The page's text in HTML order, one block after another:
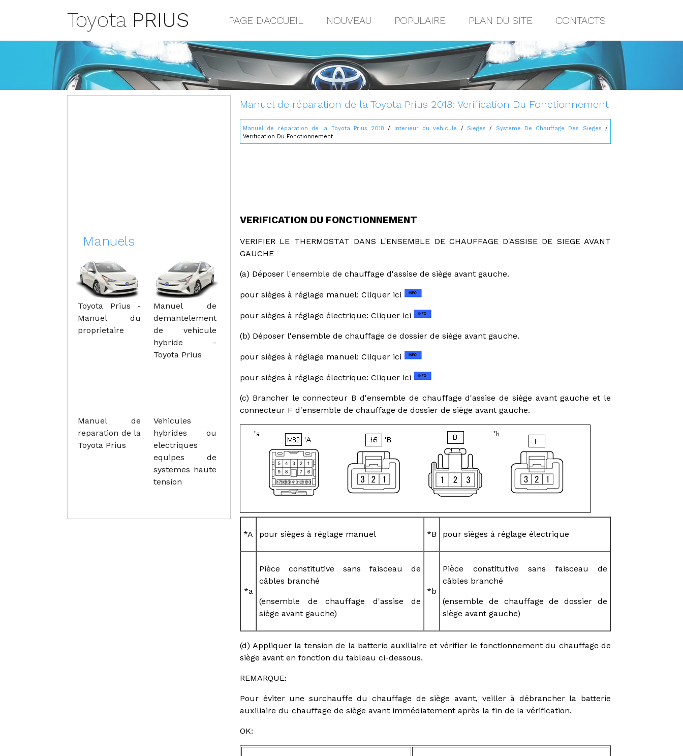
Toyota PRIUS PAGE D'ACCUEIL NOUVEAU POPULAIRE PLAN DU SITE CONTACTS
Manuel de réparation de la Toyota Prius 2018: Verification Du Fonctionnement
Manuel de réparation de la Toyota Prius 2018 / Interieur du vehicule / Sieges / Systeme De Chauffage Des Sieges /
Verification Du Fonctionnement
VERIFICATION DU FONCTIONNEMENT
VERIFIER LE THERMOSTAT DANS L'ENSEMBLE DE CHAUFFAGE D'ASSISE DE SIEGE AVANT
GAUCHE
(a) Déposer l'ensemble de chauffage d'assise de siège avant gauche.
pour sièges à réglage manuel: Cliquer ici
pour sièges à réglage électrique: Cliquer ici
(b) Déposer l'ensemble de chauffage de dossier de siège avant gauche.
pour sièges à réglage manuel: Cliquer ici
pour sièges à réglage électrique: Cliquer ici
(c) Brancher le connecteur B d'ensemble de chauffage d'assise de siège avant gauche et le
connecteur F d'ensemble de chauffage de dossier de siège avant gauche.
*A pour sièges à réglage manuel *B pour sièges à réglage électrique
*a
Pièce constitutive sans faisceau de
câbles branché
(ensemble de chauffage d'assise de
siège avant gauche)
*b
Pièce constitutive sans faisceau de
câbles branché
(ensemble de chauffage de dossier de
siège avant gauche)
(d) Appliquer la tension de la batterie auxiliaire et vérifier le fonctionnement du chauffage de
siège avant en fonction du tableau ci-dessous.
REMARQUE:
Pour éviter une surchauffe du chauffage de siège avant, veiller à débrancher la batterie
auxiliaire du chauffage de siège avant immédiatement après la fin de la vérification.
OK:
Manuels
Toyota Prius -
Manuel du
proprietaire
Manuel de
demantelement
de vehicule
hybride -
Toyota Prius
Manuel de
reparation de la
Toyota Prius
Vehicules
hybrides ou
electriques
equipes de
systemes haute
tension